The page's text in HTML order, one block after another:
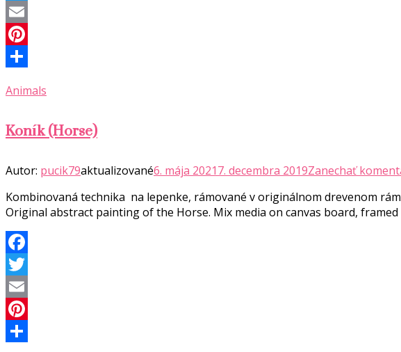
Twitter
Email
Pinterest
Animals
Koník (Horse)
Autor: pucik79aktualizované6. mája 20217. decembra 2019Zanechať
Kombinovaná technika na lepenke, rámované v originálnom drevenom
Original abstract painting of the Horse. Mix media on canvas board,
Facebook
Twitter
Email
Pinterest